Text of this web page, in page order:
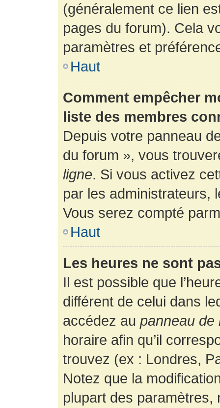
(généralement ce lien
pages du forum). Cela
paramètres et
Haut
Comment empêcher
liste des membres
Depuis votre panneau
du forum », vous
ligne. Si vous activez
par les administrateurs,
Vous serez compté
Haut
Les heures ne sont
Il est possible que
différent de celui dans
accédez au panneau de
horaire afin qu’il
trouvez (ex : Londres,
Notez que la
plupart des paramètres,